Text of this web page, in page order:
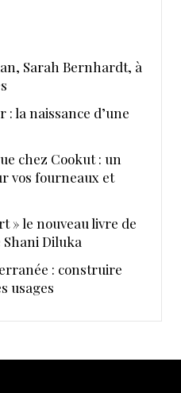
Sarah Bernhardt, à
la naissance d’une
chez Cookut : un
vos fourneaux et
» le nouveau livre de
Diluka
: construire
usages